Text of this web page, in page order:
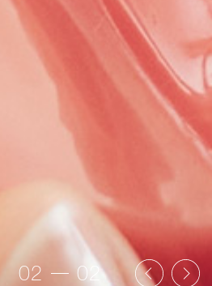
02 02 Previous
Next